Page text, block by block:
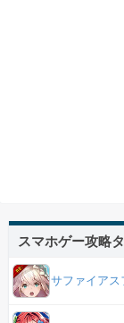
スマホゲー攻略
サファイアス